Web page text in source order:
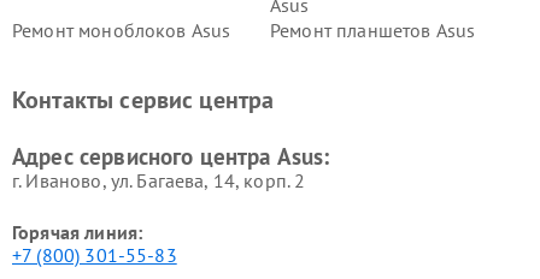
Asus
Ремонт моноблоков Asus
Ремонт планшетов Asus
Контакты сервис центра
Адрес сервисного центра Asus:
г. Иваново, ул. Багаева, 14, корп. 2
Горячая линия:
+7 (800) 301-55-83